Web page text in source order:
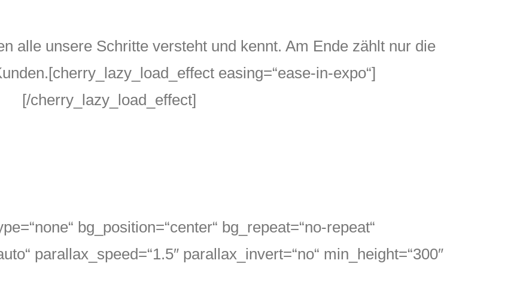
alle unsere Schritte versteht und kennt. Am Ende zählt nur die
easing=“ease-in-expo“]
[/cherry_lazy_load_effect]
bg_position=“center“ bg_repeat=“no-repeat“
parallax_speed=“1.5″ parallax_invert=“no“ min_height=“300″